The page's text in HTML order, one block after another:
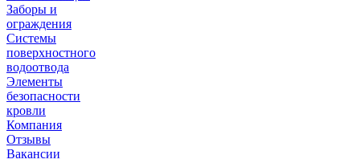
Заборы и
ограждения
Системы
поверхностного
водоотвода
Элементы
безопасности
кровли
Компания
Отзывы
Вакансии